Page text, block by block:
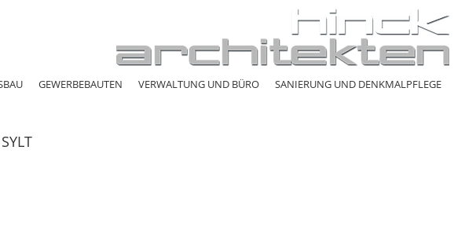
GEWERBEBAUTEN VERWALTUNG UND BÜRO SANIERUNG UND DENKMALPFLEGE